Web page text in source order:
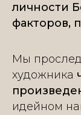
личности
факторов,
Мы
художника
идейном